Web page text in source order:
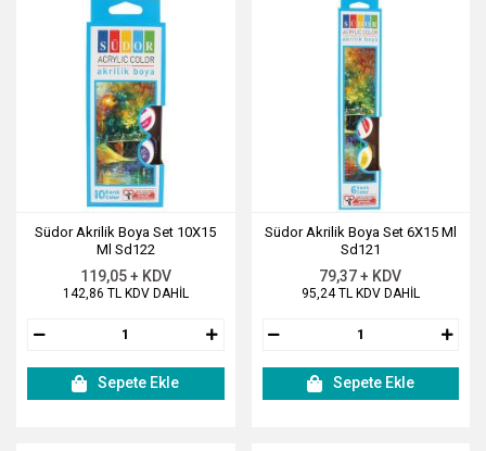
Südor Akrilik Boya Set 10X15
Ml Sd122
119,05 + KDV
142,86 TL KDV DAHİL
Sepete Ekle
Südor Akrilik Boya Set 6X15 Ml
Sd121
79,37 + KDV
95,24 TL KDV DAHİL
Sepete Ekle